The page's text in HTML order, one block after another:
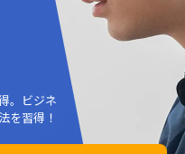
。ビジネ
を習得！